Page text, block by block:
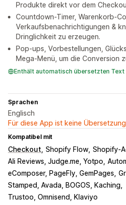
Produkte direkt vor dem
Countdown-Timer, Warenkorb-
Verkaufsbenachrichtigungen &
Dringlichkeit zu erzeugen.
Pop-ups, Vorbestellungen,
Mega-Menü, um die Conversion
Enthält automatisch übersetzten Text
Sprachen
Englisch
Für diese App ist keine
Kompatibel mit
Checkout Shopify Flow Shopify-
Ali Reviews, Judge.me, Yotpo
eComposer, PageFly, GemPages
Stamped, Avada, BOGOS, Kaching
Trustoo, Omnisend, Klaviyo